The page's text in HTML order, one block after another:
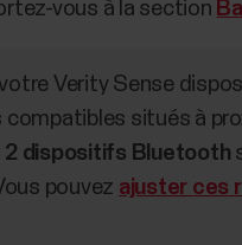
vous à la section
Verity Sense
situés à
2 dispositifs Bluetooth
pouvez ajuster ces